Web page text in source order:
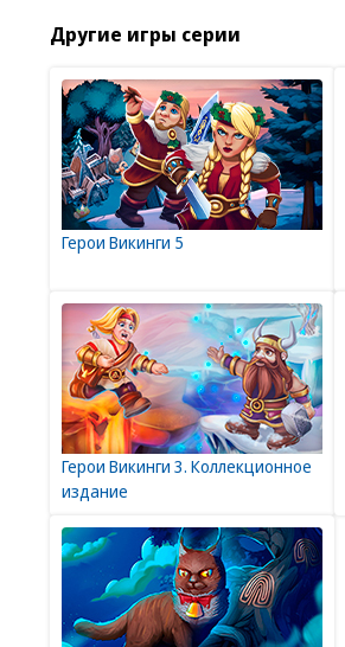
Другие игры серии
Герои Викинги 5
Герои Викинги 3. Коллекционное
издание